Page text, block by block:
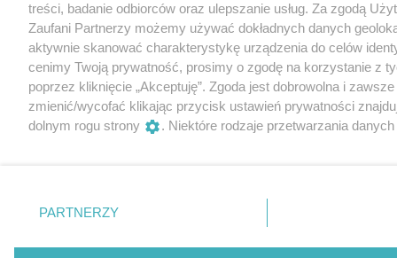
treści, badanie odbiorców oraz ulepszanie usług. Za zgodą
Zaufani Partnerzy możemy używać dokładnych danych
aktywnie skanować charakterystykę urządzenia do celów
cenimy Twoją prywatność, prosimy o zgodę na korzystanie z
poprzez kliknięcie „Akceptuję”. Zgoda jest dobrowolna i
zmienić/wycofać klikając przycisk ustawień prywatności
dolnym rogu strony
. Niektóre rodzaje przetwarzania
Zapoznaj się z poniższymi informacjami, abyś mógł
korzystać z naszych serwisów internetowych. Szczegółowe
PARTNERZY